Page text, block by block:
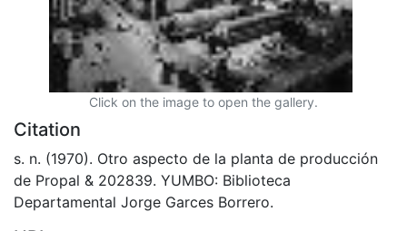
Click on the image to open the gallery.
Citation
s. n. (1970). Otro aspecto de la planta de producción
de Propal & 202839. YUMBO: Biblioteca
Departamental Jorge Garces Borrero.